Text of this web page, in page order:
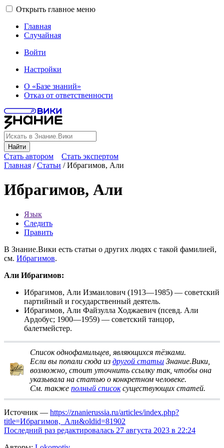
Открыть главное меню
Главная
Случайная
Войти
Настройки
О «Базе знаний»
Отказ от ответственности
Найти
Стать автором
Стать экспертом
Главная /Статьи /Ибрагимов, Али
Ибрагимов, Али
Язык
Следить
Править
В Знание.Вики есть статьи о других людях с такой фамилией,
см. Ибрагимов.
Али Ибрагимов:
Ибрагимов, Али Измаилович (1913—1985) — советский
партийный и государственный деятель.
Ибрагимов, Али Файзулла Ходжаевич (псевд. Али
Ардобус; 1900—1959) — советский танцор,
балетмейстер.
Список однофамильцев, являющихся тёзками.
Если вы попали сюда из другой статьи Знание.Вики,
возможно, стоит уточнить ссылку так, чтобы она
указывала на статью о конкретном человеке.
См. также полный списоксуществующих статей.
Источник — https://znanierussia.ru/articles/index.php?
title=Ибрагимов,_Али&oldid=81902
Последний раз редактировалась 27 августа 2023 в 22:24